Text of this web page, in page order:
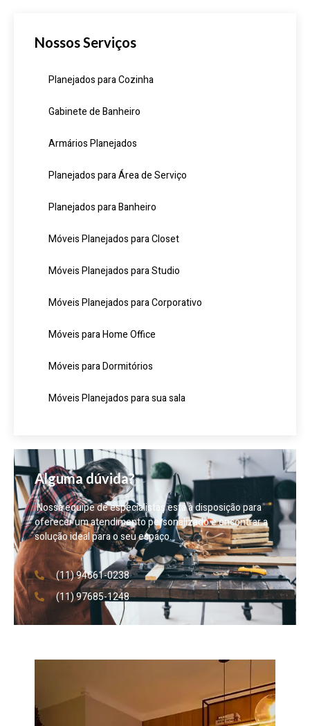
Nossos Serviços
Planejados para Cozinha
Gabinete de Banheiro
Armários Planejados
Planejados para Área de Serviço
Planejados para Banheiro
Móveis Planejados para Closet
Móveis Planejados para Studio
Móveis Planejados para Corporativo
Móveis para Home Office
Móveis para Dormitórios
Móveis Planejados para sua sala
Alguma dúvida?
Nossa equipe de especialistas está à disposição para
oferecer um atendimento personalizado e encontrar a
solução ideal para o seu espaço.
(11) 94661-0238
(11) 97685-1248